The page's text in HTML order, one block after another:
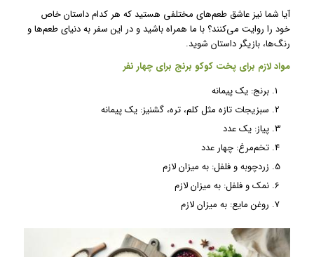
آیا شما نیز عاشق طعم‌های مختلفی هستید که هر کدام داستان خاص
خود را روایت می‌کنند؟ با ما همراه باشید و در این سفر به دنیای طعم‌ها و
رنگ‌ها، بازیگر داستان شوید.
مواد لازم برای پخت کوکو برنج برای چهار نفر
برنج: یک پیمانه
سبزیجات تازه مثل کلم، تره، گشنیز: یک پیمانه
پیاز: یک عدد
تخم‌مرغ: چهار عدد
زردچوبه و فلفل: به میزان لازم
نمک و فلفل: به میزان لازم
روغن مایع: به میزان لازم